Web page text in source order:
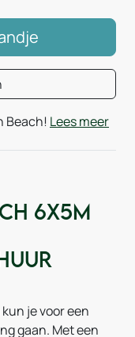
Beach! Lees meer
6x5m
je voor een
gaan. Met een